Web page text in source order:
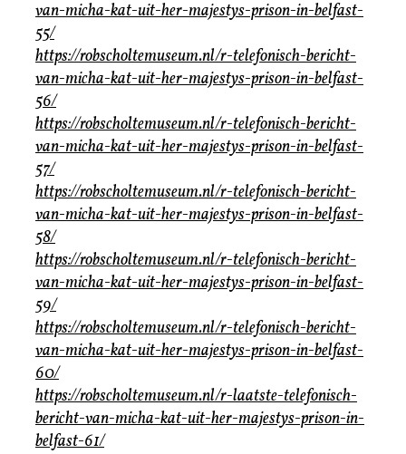
van-micha-kat-uit-her-majestys-prison-in-belfast-
55/
https://robscholtemuseum.nl/r-telefonisch-bericht-
van-micha-kat-uit-her-majestys-prison-in-belfast-
56/
https://robscholtemuseum.nl/r-telefonisch-bericht-
van-micha-kat-uit-her-majestys-prison-in-belfast-
57/
https://robscholtemuseum.nl/r-telefonisch-bericht-
van-micha-kat-uit-her-majestys-prison-in-belfast-
58/
https://robscholtemuseum.nl/r-telefonisch-bericht-
van-micha-kat-uit-her-majestys-prison-in-belfast-
59/
https://robscholtemuseum.nl/r-telefonisch-bericht-
van-micha-kat-uit-her-majestys-prison-in-belfast-
60/
https://robscholtemuseum.nl/r-laatste-telefonisch-
bericht-van-micha-kat-uit-her-majestys-prison-in-
belfast-61/